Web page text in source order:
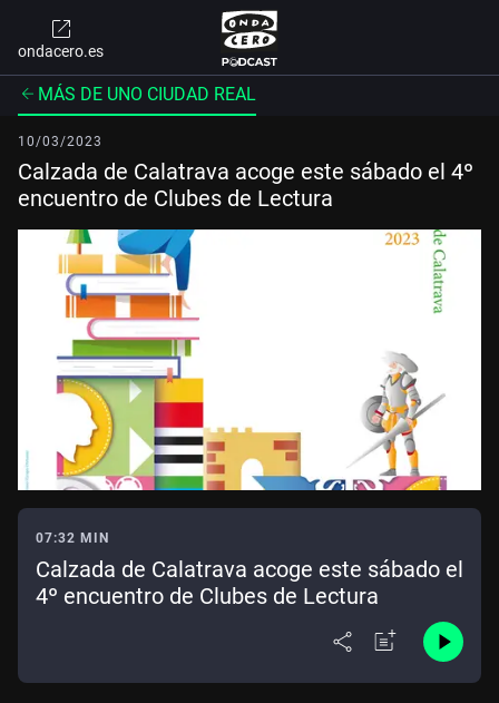
ondacero.es
MÁS DE UNO CIUDAD REAL
10/03/2023
Calzada de Calatrava acoge este sábado el 4º
encuentro de Clubes de Lectura
07:32 MIN
Calzada de Calatrava acoge este sábado el
4º encuentro de Clubes de Lectura